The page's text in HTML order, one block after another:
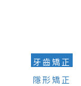
牙齒矯正
隱形矯正